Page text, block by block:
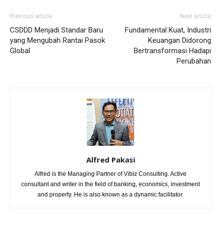
Previous article
CSDDD Menjadi Standar Baru
yang Mengubah Rantai Pasok
Global
Next article
Fundamental Kuat, Industri
Keuangan Didorong
Bertransformasi Hadapi
Perubahan
Alfred Pakasi
Alfred is the Managing Partner of Vibiz Consulting. Active
consultant and writer in the field of banking, economics, investment
and property. He is also known as a dynamic facilitator.